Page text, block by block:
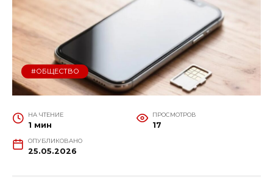
#ОБЩЕСТВО
НА ЧТЕНИЕ
1 мин
ПРОСМОТРОВ
17
ОПУБЛИКОВАНО
25.05.2026